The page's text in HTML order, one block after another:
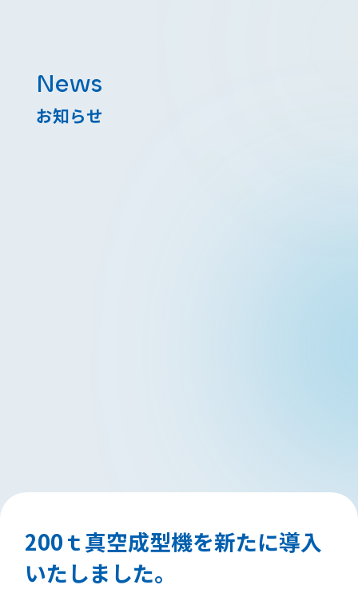
News
お知らせ
200ｔ真空成型機を新たに導入
いたしました。